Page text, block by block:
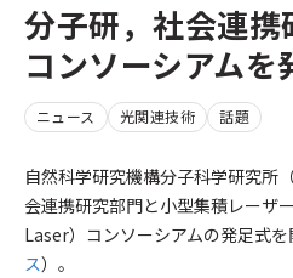
分子研，社会連
コンソーシアムを
ニュース 光関連技術 話題
自然科学研究機構分子科学研究所
会連携研究部門と小型集積レー
Laser）コンソーシアムの発足式
ス）。